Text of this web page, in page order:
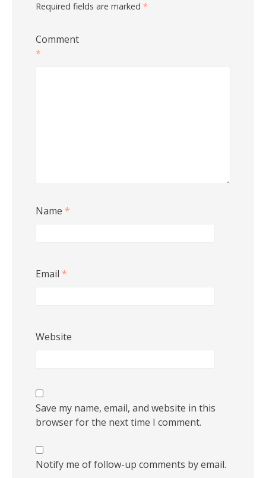
Required fields are marked *
Comment
*
Name *
Email *
Website
Save my name, email, and website in this
browser for the next time I comment.
Notify me of follow-up comments by email.